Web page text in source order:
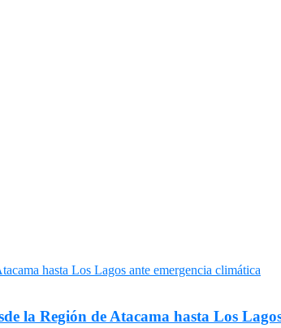
la Región de Atacama hasta Los